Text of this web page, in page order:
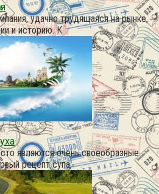
удачно трудящаяся на рынке,
и историю. К
являются очень своеобразные
рецепт супа,